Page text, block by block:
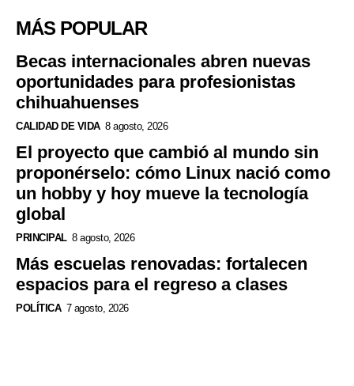
MÁS POPULAR
Becas internacionales abren nuevas
oportunidades para profesionistas
chihuahuenses
CALIDAD DE VIDA 8 agosto, 2026
El proyecto que cambió al mundo sin
proponérselo: cómo Linux nació como
un hobby y hoy mueve la tecnología
global
PRINCIPAL 8 agosto, 2026
Más escuelas renovadas: fortalecen
espacios para el regreso a clases
POLÍTICA 7 agosto, 2026